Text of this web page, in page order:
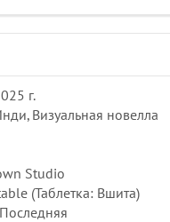
г.
Визуальная новелла
Studio
(Таблетка: Вшита)